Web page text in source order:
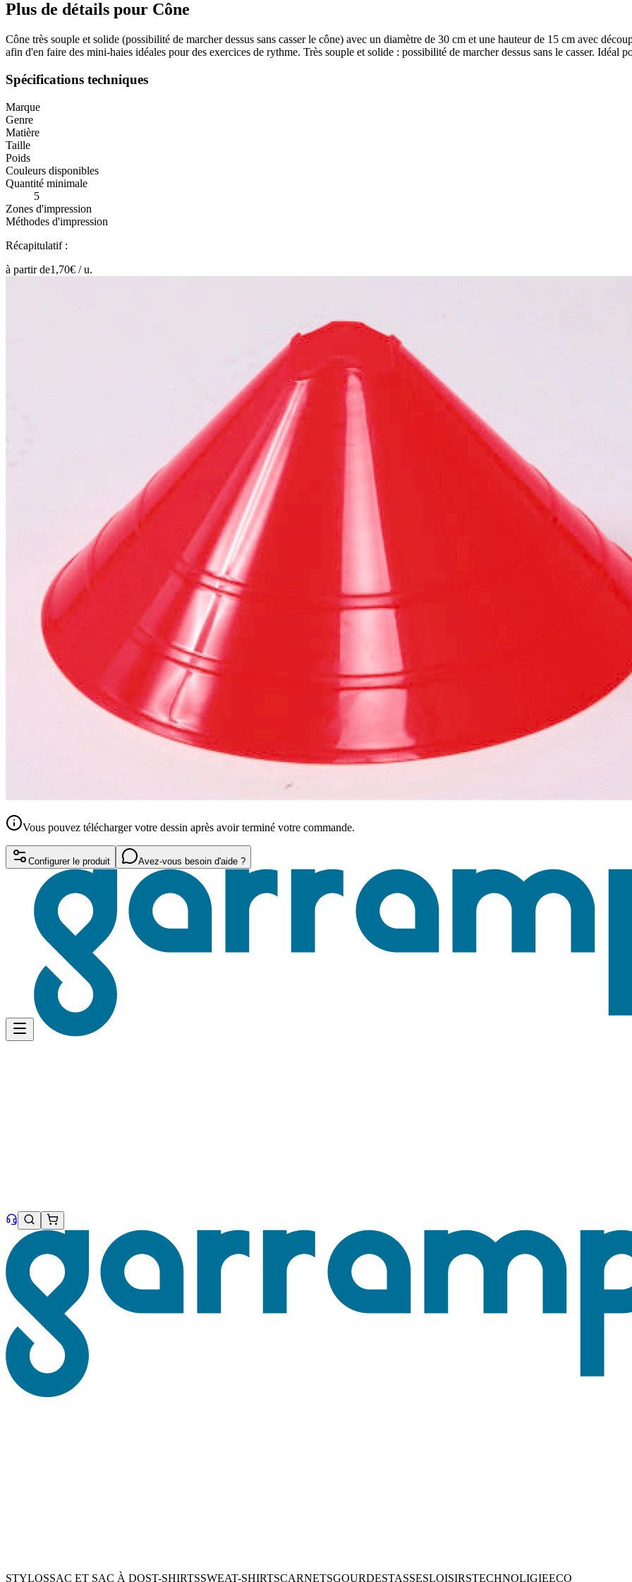
Plus de détails pour Cône
Cône très souple et solide (possibilité de marcher dessus sans casser le cône) avec un diamètre de 30 cm et une hauteur de 15 cm avec
afin d'en faire des mini-haies idéales pour des exercices de rythme. Très souple et solide : possibilité de marcher dessus sans le casser. Idéal
Spécifications techniques
Marque
Genre
Matière
Taille
Poids
Couleurs disponibles
Quantité minimale
5
Zones d'impression
Méthodes d'impression
Récapitulatif :
à partir de1,70€ /u.
Vous pouvez télécharger votre dessin après avoir terminé votre commande.
Configurer le produit Avez-vous besoin d'aide ?
STYLOSSAC ET SAC À DOST-SHIRTSSWEAT-SHIRTSCARNETSGOURDESTASSESLOISIRSTECHNOLIGIEECO